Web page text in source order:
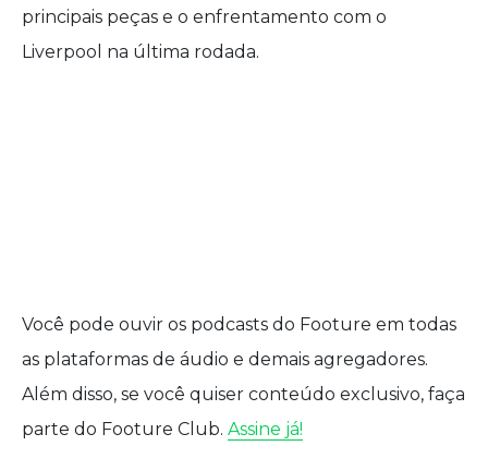
principais peças e o enfrentamento com o
Liverpool na última rodada.
Você pode ouvir os podcasts do Footure em todas
as plataformas de áudio e demais agregadores.
Além disso, se você quiser conteúdo exclusivo, faça
parte do Footure Club. Assine já!